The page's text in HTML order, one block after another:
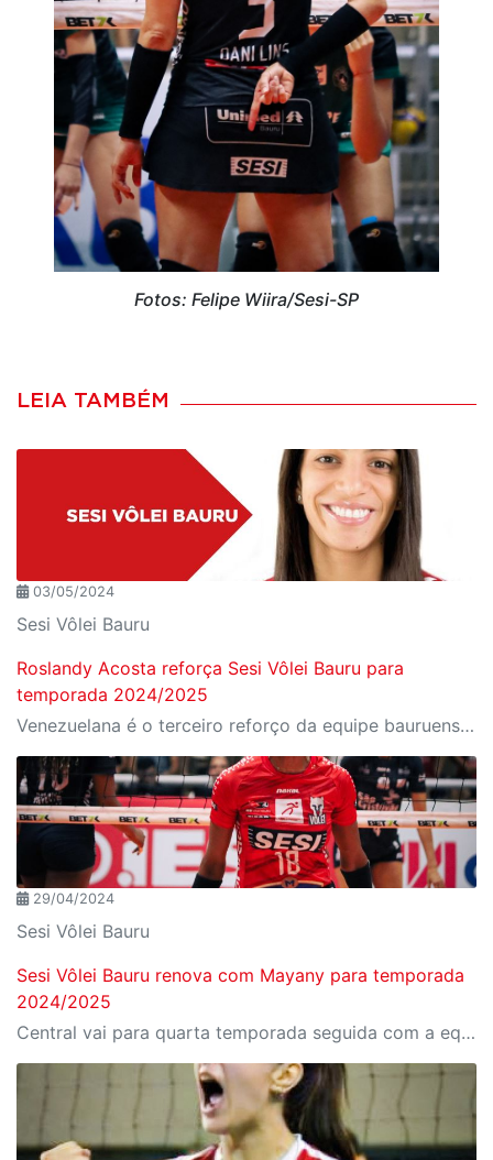
Fotos: Felipe Wiira/Sesi-SP
LEIA TAMBÉM
03/05/2024
Sesi Vôlei Bauru
Roslandy Acosta reforça Sesi Vôlei Bauru para
temporada 2024/2025
Venezuelana é o terceiro reforço da equipe bauruense e volta a jogar no Brasil após três temporadas
29/04/2024
Sesi Vôlei Bauru
Sesi Vôlei Bauru renova com Mayany para temporada
2024/2025
Central vai para quarta temporada seguida com a equipe bauruense